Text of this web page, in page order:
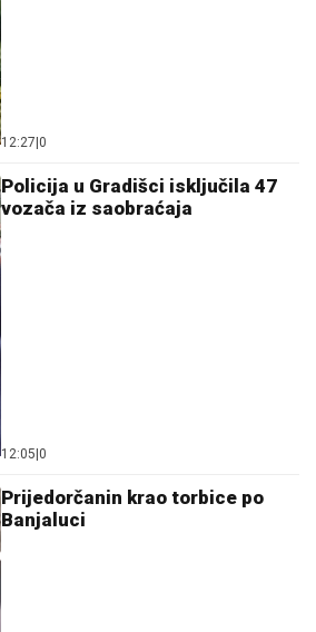
12:27 0
Policija u Gradišci isključila 47
vozača iz saobraćaja
12:05 0
Prijedorčanin krao torbice po
Banjaluci